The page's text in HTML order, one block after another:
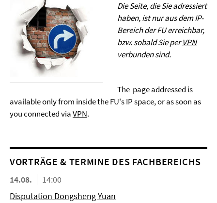
Die Seite, die Sie adressiert
haben, ist nur aus dem IP-
Bereich der FU erreichbar,
bzw. sobald Sie perVPN
verbunden sind.
The page addressed is
available only from inside the FU's IP space, or as soon as
you connected viaVPN.
VORTRÄGE & TERMINE DES FACHBEREICHS
14.08.
14:00
Disputation Dongsheng Yuan